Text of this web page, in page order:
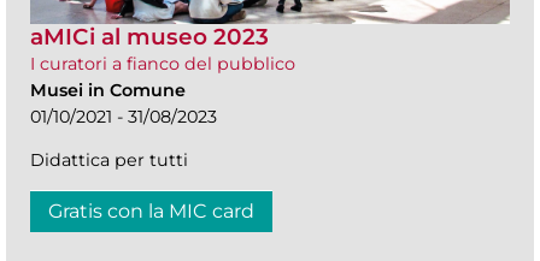
aMICi al museo 2023
I curatori a fianco del pubblico
Musei in Comune
01/10/2021 - 31/08/2023
Didattica per tutti
Gratis con la MIC card